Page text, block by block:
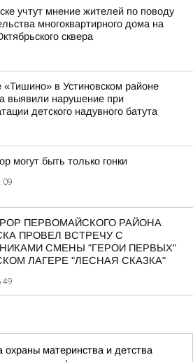
учтут мнение жителей по поводу
многоквартирного дома на
сквера
«Тишино» в Устиновском районе
выявили нарушение при
детского надувного батута
могут быть только гонки
ПЕРВОМАЙСКОГО РАЙОНА
ПРОВЕЛ ВСТРЕЧУ С
СМЕНЫ "ГЕРОИ ПЕРВЫХ"
ЛАГЕРЕ "ЛЕСНАЯ СКАЗКА"
материнства и детства